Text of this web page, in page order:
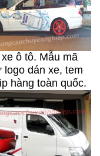
ô tô. Mẫu mã
dán xe, tem
hàng toàn quốc.